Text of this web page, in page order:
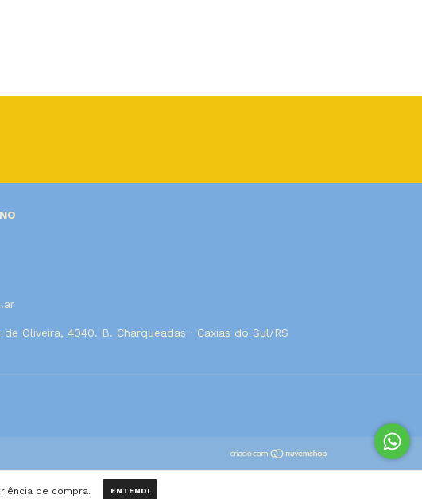
de compra. ENTENDI
de Oliveira, 4040. B. Charqueadas · Caxias do Sul/RS